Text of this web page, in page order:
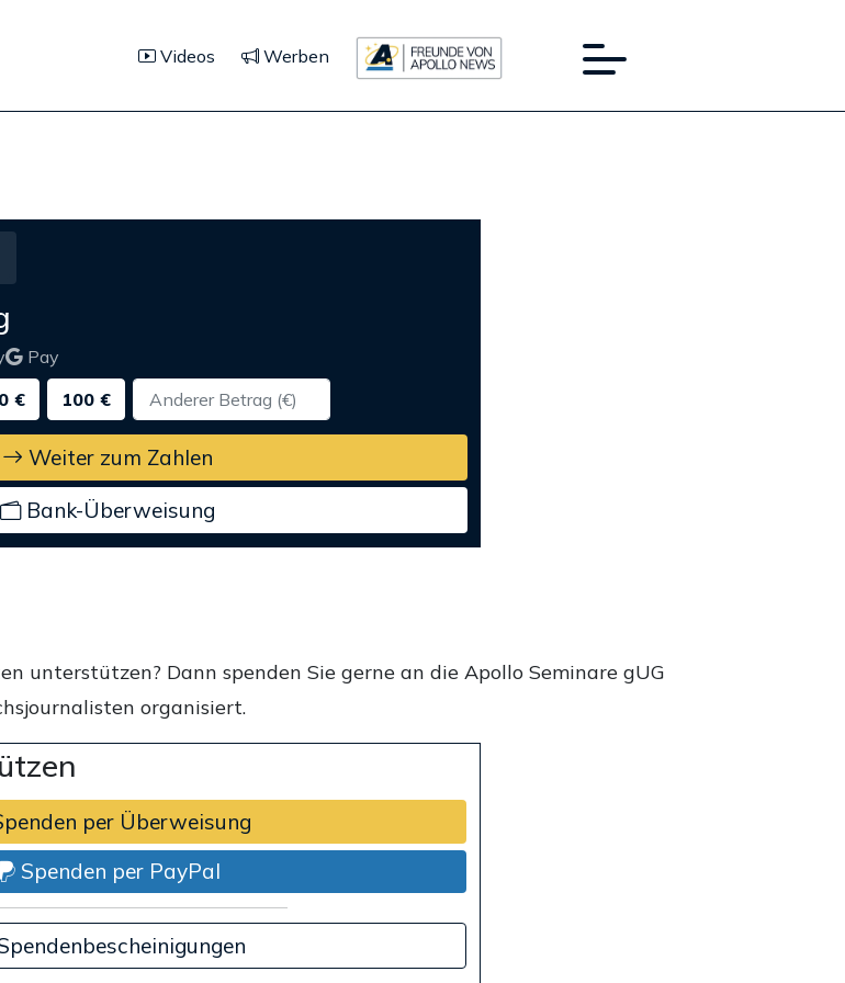
Videos Werben
Pay
€ 100 €
Weiter zum Zahlen
Bank-Überweisung
unterstützen? Dann spenden Sie gerne an die Apollo Seminare gUG
organisiert.
per Überweisung
Spenden per PayPal